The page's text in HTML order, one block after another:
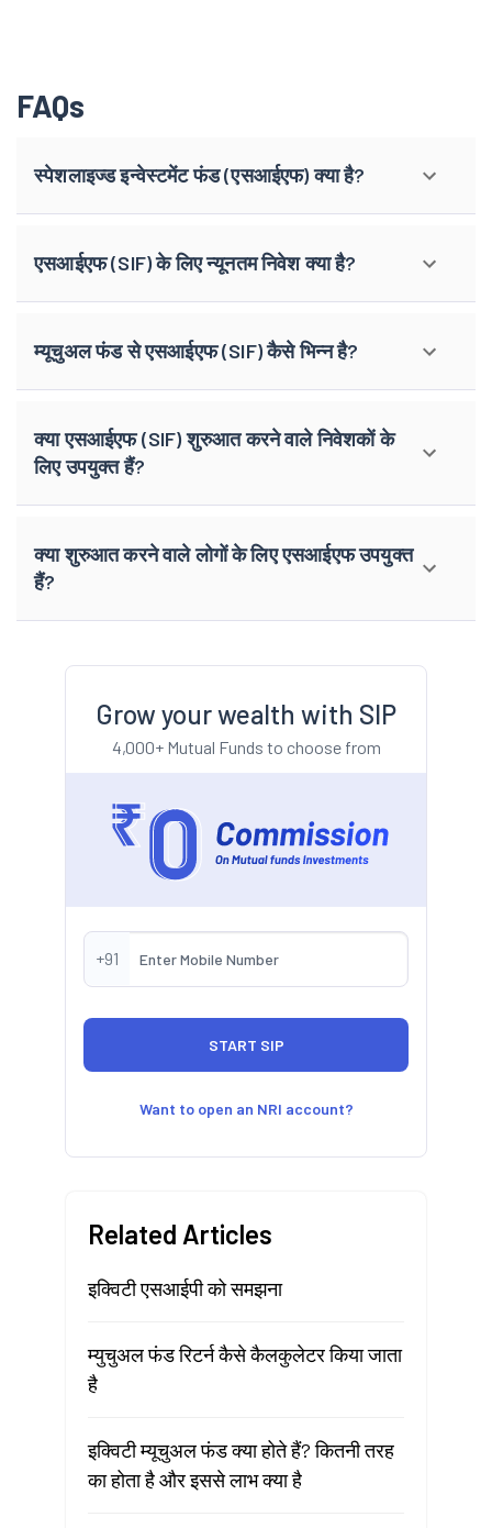
FAQs
स्पेशलाइज्ड इन्वेस्टमेंट फंड (एसआईएफ) क्या है?
एसआईएफ (SIF) के लिए न्यूनतम निवेश क्या है?
म्यूचुअल फंड से एसआईएफ (SIF) कैसे भिन्न है?
क्या एसआईएफ (SIF) शुरुआत करने वाले निवेशकों के
लिए उपयुक्त हैं?
क्या शुरुआत करने वाले लोगों के लिए एसआईएफ उपयुक्त
हैं?
Grow your wealth with SIP
4,000+ Mutual Funds to choose from
+91
Want to open an NRI account?
Related Articles
इक्विटी एसआईपी को समझना
म्युचुअल फंड रिटर्न कैसे कैलकुलेटर किया जाता
है
इक्विटी म्यूचुअल फंड क्या होते हैं? कितनी तरह
का होता है और इससे लाभ क्या है